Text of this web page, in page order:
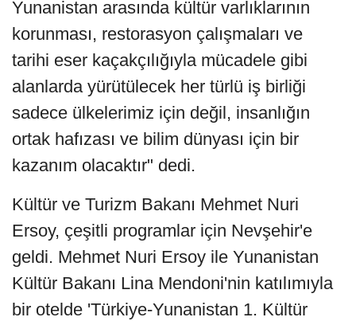
Yunanistan arasında kültür varlıklarının
korunması, restorasyon çalışmaları ve
tarihi eser kaçakçılığıyla mücadele gibi
alanlarda yürütülecek her türlü iş birliği
sadece ülkelerimiz için değil, insanlığın
ortak hafızası ve bilim dünyası için bir
kazanım olacaktır" dedi.
Kültür ve Turizm Bakanı Mehmet Nuri
Ersoy, çeşitli programlar için Nevşehir'e
geldi. Mehmet Nuri Ersoy ile Yunanistan
Kültür Bakanı Lina Mendoni'nin katılımıyla
bir otelde 'Türkiye-Yunanistan 1. Kültür